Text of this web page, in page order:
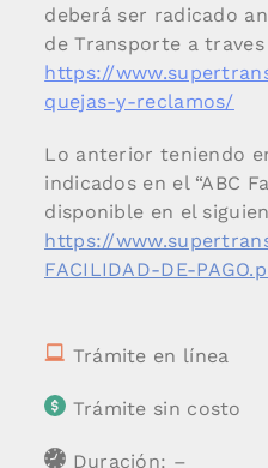
deberá ser radicado
de Transporte a
https://
quejas-y-reclamos/
Lo anterior teniendo
indicados en el “ABC
disponible en el
https://
FACILIDAD-DE-
Trámite en línea
Trámite sin costo
Duración: –